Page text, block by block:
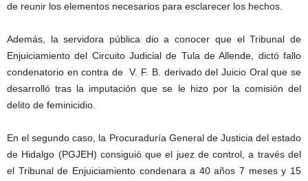
de reunir los elementos necesarios para esclarecer los hechos.
Además, la servidora pública dio a conocer que el Tribunal de
Enjuiciamiento del Circuito Judicial de Tula de Allende, dictó fallo
condenatorio en contra de V. F. B. derivado del Juicio Oral que se
desarrolló tras la imputación que se le hizo por la comisión del
delito de feminicidio.
En el segundo caso, la Procuraduría General de Justicia del estado
de Hidalgo (PGJEH) consiguió que el juez de control, a través del
el Tribunal de Enjuiciamiento condenara a 40 años 7 meses y 15